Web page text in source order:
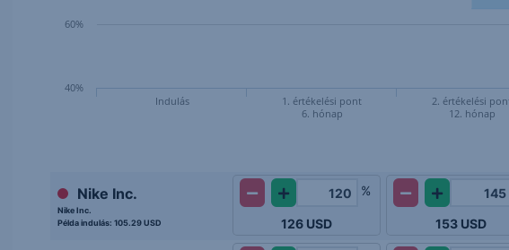
Indulás
1. értékelési pont
6. hónap
2. értékelési
12. hónap
40%
60%
Nike Inc.
Nike Inc.
Példa indulás:105.29 USD
%
126 USD 153 USD